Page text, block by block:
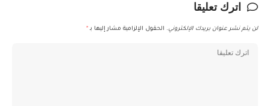
اترك تعليقا
لن يتم نشر عنوان بريدك الإلكتروني. الحقول الإلزامية مشار إليها بـ *